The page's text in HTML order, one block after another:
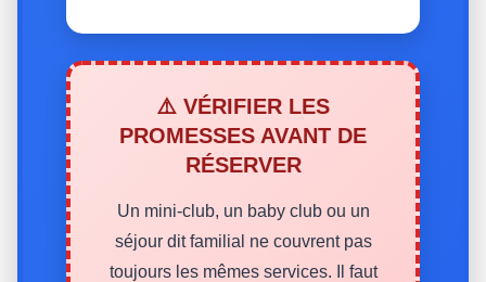
⚠️ VÉRIFIER LES
PROMESSES AVANT DE
RÉSERVER
Un mini-club, un baby club ou un
séjour dit familial ne couvrent pas
toujours les mêmes services. Il faut